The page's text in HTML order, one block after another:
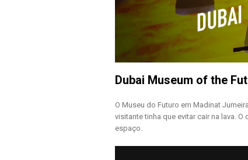
Dubai Museum of the
O Museu do Futuro em Madinat
visitante tinha que evitar cair na lava.
espaço.